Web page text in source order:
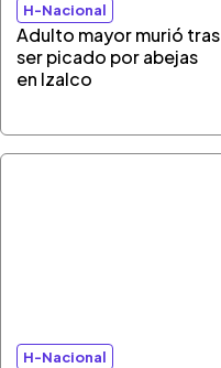
H-Nacional
Adulto mayor murió tras
ser picado por abejas
en Izalco
H-Nacional